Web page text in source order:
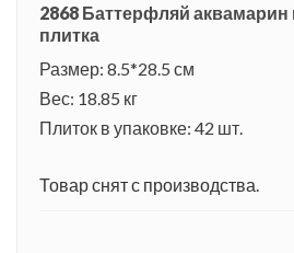
2868 Баттерфляй аквамарин
плитка
Размер: 8.5*28.5 см
Вес: 18.85 кг
Плиток в упаковке: 42 шт.
Товар снят с производства.